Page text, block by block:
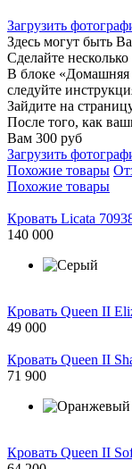
Загрузить
Здесь могут быть
Сделайте
В блоке «Домашняя
следуйте
Зайдите на
После того, как
Вам 300 руб
Загрузить
Похожие товары
Похожие товары
Кровать Licata
140 000
Кровать Queen II
49 000
Кровать Queen II
71 900
Кровать Queen II